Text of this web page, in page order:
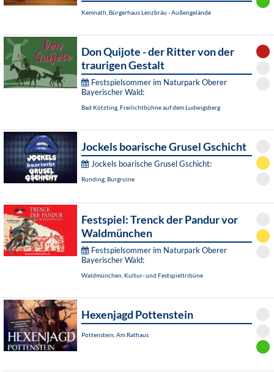
Kemnath, Bürgerhaus Lenzbräu - Außengelände
Don Quijote - der Ritter von der
traurigen Gestalt
Festspielsommer im Naturpark Oberer
Bayerischer Wald:
Bad Kötzting, Freilichtbühne auf dem Ludwigsberg
Jockels boarische Grusel Gschicht
Jockels boarische Grusel Gschicht:
Runding, Burgruine
Festspiel: Trenck der Pandur vor
Waldmünchen
Festspielsommer im Naturpark Oberer
Bayerischer Wald:
Waldmünchen, Kultur- und Festspieltribüne
Hexenjagd Pottenstein
Pottenstein, Am Rathaus